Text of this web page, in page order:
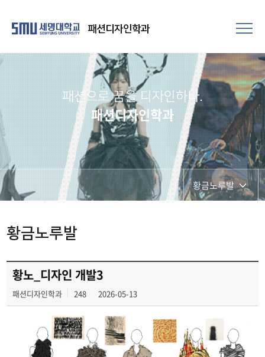
패션디자인학과
패션으로 꿈을 디자인하다.
패션디자인학과
황금노루발
동아리
황금노루발
황노_디자인 개발3
패션디자인학과 248 2026-05-13